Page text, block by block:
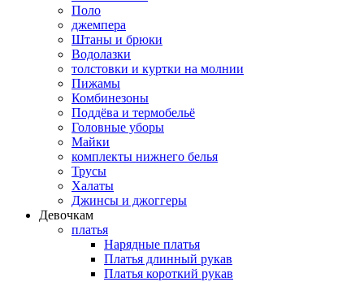
Поло
джемпера
Штаны и брюки
Водолазки
толстовки и куртки на молнии
Пижамы
Комбинезоны
Поддёва и термобельё
Головные уборы
Майки
комплекты нижнего белья
Трусы
Халаты
Джинсы и джоггеры
Девочкам
платья
Нарядные платья
Платья длинный рукав
Платья короткий рукав